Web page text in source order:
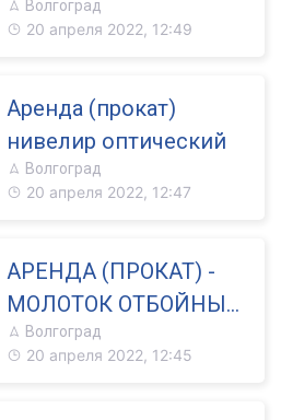
сварки
Волгоград
20 апреля 2022, 12:49
Аренда (прокат)
нивелир оптический
Волгоград
20 апреля 2022, 12:47
АРЕНДА (ПРОКАТ) -
МОЛОТОК ОТБОЙНЫЙ
BOSCH
Волгоград
20 апреля 2022, 12:45